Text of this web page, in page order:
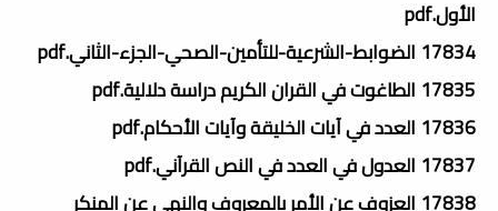
الأول.pdf
17834 الضوابط-الشرعية-للتأمين-الصحي-الجزء-الثاني.pdf
17835 الطاغوت في القران الكريم دراسة دلالية.pdf
17836 العدد في آيات الخليقة وآيات الأحكام.pdf
17837 العدول في العدد في النص القرآني.pdf
17838 العزوف عن الأمر بالمعروف والنهي عن المنكر